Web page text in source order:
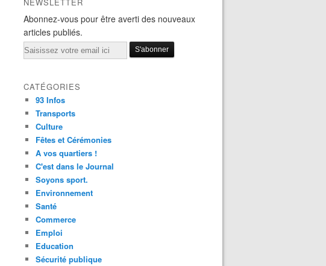
Abonnez-vous pour être averti des nouveaux
articles publiés.
Email
CATÉGORIES
93 Infos
Transports
Culture
Fêtes et Cérémonies
A vos quartiers !
C'est dans le Journal
Soyons sport.
Environnement
Santé
Commerce
Emploi
Education
Sécurité publique